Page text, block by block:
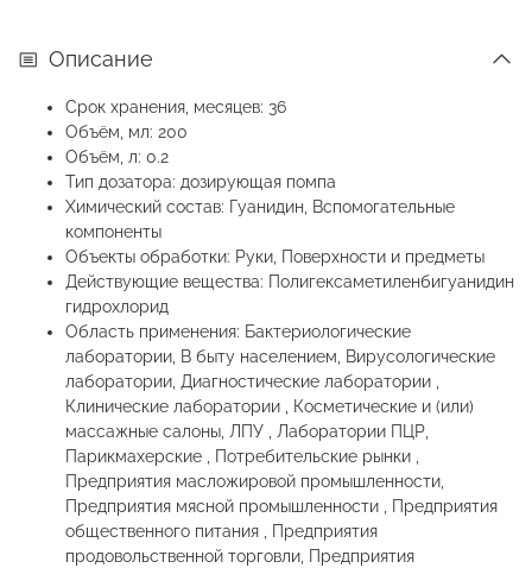
Описание
Срок хранения, месяцев: 36
Объём, мл: 200
Объём, л: 0.2
Тип дозатора: дозирующая помпа
Химический состав: Гуанидин, Вспомогательные
компоненты
Объекты обработки: Руки, Поверхности и предметы
Действующие вещества: Полигексаметиленбигуанидин
гидрохлорид
Область применения: Бактериологические
лаборатории, В быту населением, Вирусологические
лаборатории, Диагностические лаборатории ,
Клинические лаборатории , Косметические и (или)
массажные салоны, ЛПУ , Лаборатории ПЦР,
Парикмахерские , Потребительские рынки ,
Предприятия масложировой промышленности,
Предприятия мясной промышленности , Предприятия
общественного питания , Предприятия
продовольственной торговли, Предприятия